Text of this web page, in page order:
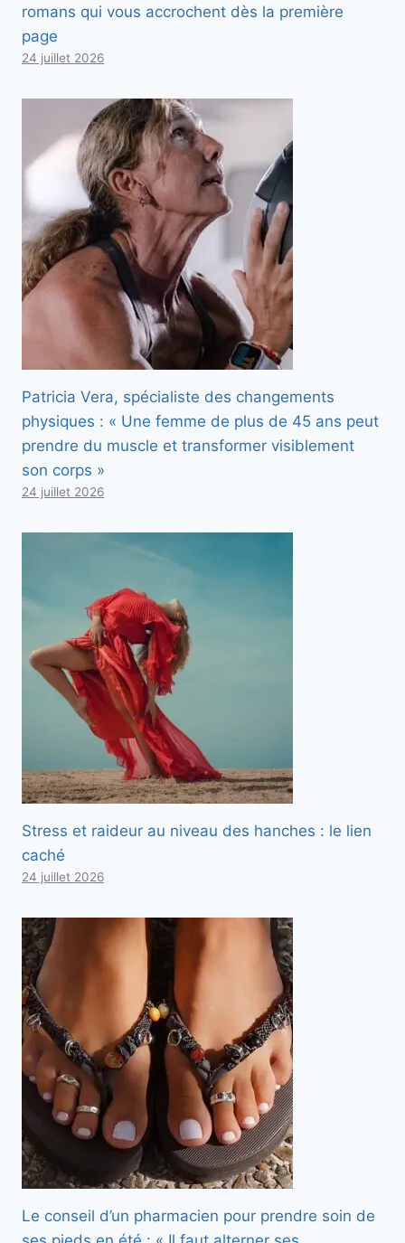
romans qui vous accrochent dès la première
page
24 juillet 2026
Patricia Vera, spécialiste des changements
physiques : « Une femme de plus de 45 ans peut
prendre du muscle et transformer visiblement
son corps »
24 juillet 2026
Stress et raideur au niveau des hanches : le lien
caché
24 juillet 2026
Le conseil d’un pharmacien pour prendre soin de